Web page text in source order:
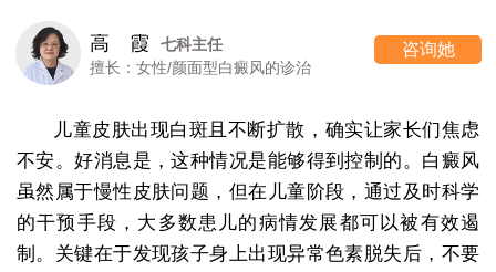
高 霞
七科主任
擅长：女性/颜面型白癜风的诊治
咨询她
儿童皮肤出现白斑且不断扩散，确实让家长们焦虑
不安。好消息是，这种情况是能够得到控制的。白癜风
虽然属于慢性皮肤问题，但在儿童阶段，通过及时科学
的干预手段，大多数患儿的病情发展都可以被有效遏
制。关键在于发现孩子身上出现异常色素脱失后，不要